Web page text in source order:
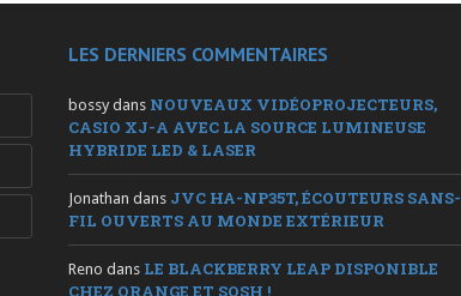
LES DERNIERS COMMENTAIRES
bossy dans NOUVEAUX VIDÉOPROJECTEURS,
CASIO XJ-A AVEC LA SOURCE LUMINEUSE
HYBRIDE LED & LASER
Jonathan dans JVC HA-NP35T, ÉCOUTEURS SANS-
FIL OUVERTS AU MONDE EXTÉRIEUR
Reno dans LE BLACKBERRY LEAP DISPONIBLE
CHEZ ORANGE ET SOSH !